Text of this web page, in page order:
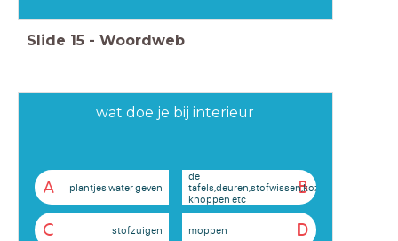
Slide 15 - Woordweb
wat doe je bij interieur
A plantjes water geven B
de
tafels,deuren,stofwissen,kozijnen,licht
knoppen etc
C stofzuigen D
moppen